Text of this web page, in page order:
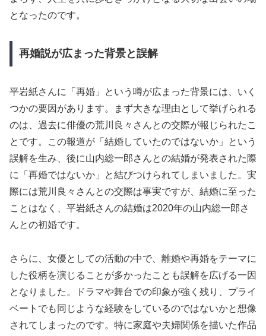
となったのです。
再婚説が広まった背景と誤解
平岩紙さんに「再婚」という噂が広まった背景には、いく
つかの要因があります。まず大きな理由として挙げられる
のは、過去に俳優の荒川良々さんとの交際が報じられたこ
とです。この報道が「結婚していたのではないか」という
誤解を生み、後に山内総一郎さんとの結婚が発表された際
に「再婚ではないか」と結びつけられてしまいました。実
際には荒川良々さんとの交際は事実ですが、結婚に至った
ことはなく、平岩紙さんの結婚は2020年の山内総一郎さ
んとの初婚です。
さらに、女優としての活動の中で、離婚や再婚をテーマに
した役柄を演じることが多かったことも誤解を広げる一因
となりました。ドラマや舞台での印象が強く残り、プライ
ベートでも同じような経験をしているのではないかと想像
されてしまったのです。特に家庭や夫婦関係を描いた作品